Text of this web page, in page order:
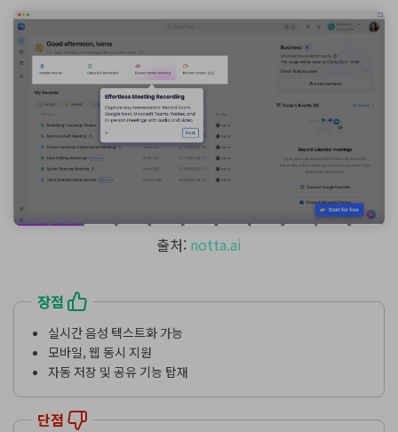
출처: notta.ai
장점
실시간 음성 텍스트화 가능
모바일, 웹 동시 지원
자동 저장 및 공유 기능 탑재
단점